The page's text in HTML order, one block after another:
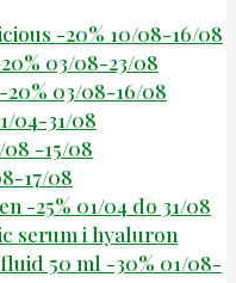
-20% 10/08-16/08
03/08-23/08
20% 03/08-16/08
04-31/08
08 -15/08
17/08
-25% 01/04 do 31/08
serum i hyaluron
50 ml -30% 01/08-